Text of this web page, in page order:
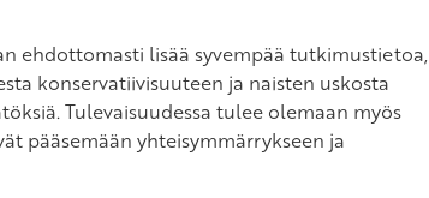
ehdottomasti lisää syvempää tutkimustietoa,
konservatiivisuuteen ja naisten uskosta
Tulevaisuudessa tulee olemaan myös
pääsemään yhteisymmärrykseen ja